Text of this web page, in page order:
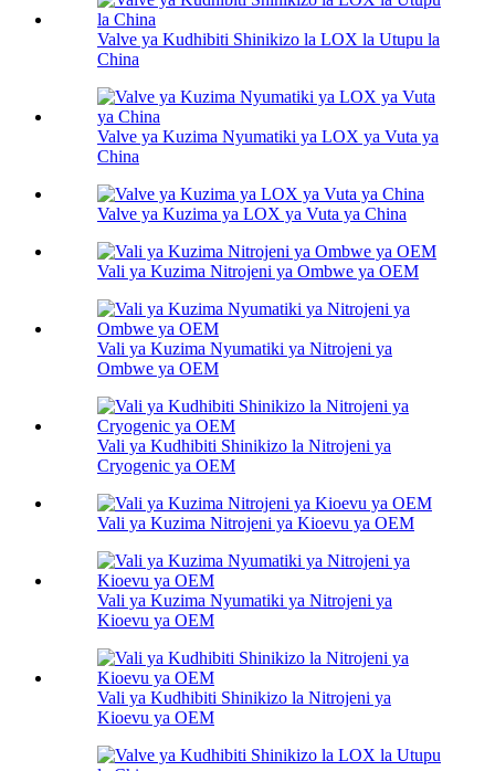
Valve ya Kudhibiti Shinikizo la LOX la Utupu la
China
Valve ya Kuzima Nyumatiki ya LOX ya Vuta ya
China
Valve ya Kuzima ya LOX ya Vuta ya China
Vali ya Kuzima Nitrojeni ya Ombwe ya OEM
Vali ya Kuzima Nyumatiki ya Nitrojeni ya
Ombwe ya OEM
Vali ya Kudhibiti Shinikizo la Nitrojeni ya
Cryogenic ya OEM
Vali ya Kuzima Nitrojeni ya Kioevu ya OEM
Vali ya Kuzima Nyumatiki ya Nitrojeni ya
Kioevu ya OEM
Vali ya Kudhibiti Shinikizo la Nitrojeni ya
Kioevu ya OEM